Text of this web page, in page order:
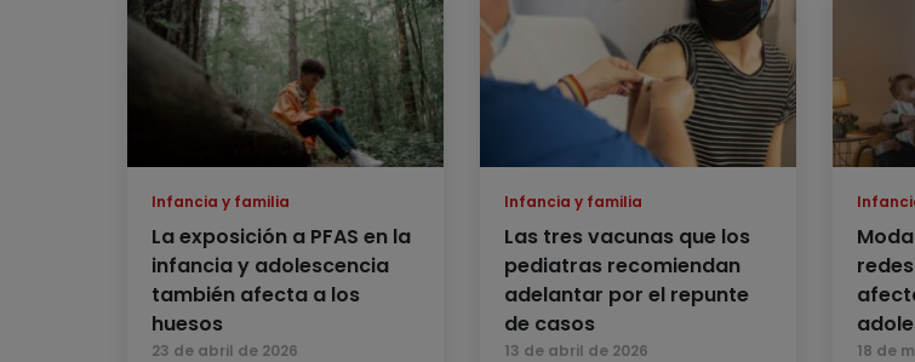
Infancia y familia
La exposición a PFAS en la
infancia y adolescencia
también afecta a los
huesos
23 de abril de 2026
Infancia y familia
Las tres vacunas que los
pediatras recomiendan
adelantar por el repunte
de casos
13 de abril de 2026 18 de